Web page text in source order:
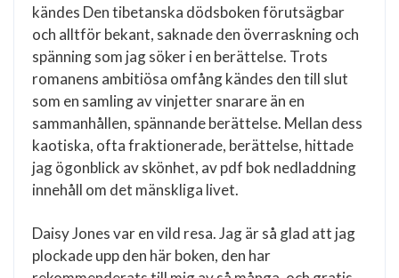
kändes Den tibetanska dödsboken förutsägbar
och alltför bekant, saknade den överraskning och
spänning som jag söker i en berättelse. Trots
romanens ambitiösa omfång kändes den till slut
som en samling av vinjetter snarare än en
sammanhållen, spännande berättelse. Mellan dess
kaotiska, ofta fraktionerade, berättelse, hittade
jag ögonblick av skönhet, av pdf bok nedladdning
innehåll om det mänskliga livet.
Daisy Jones var en vild resa. Jag är så glad att jag
plockade upp den här boken, den har